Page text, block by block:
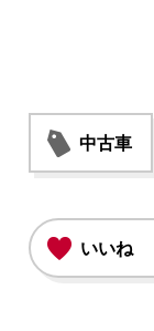
中古車
いいね